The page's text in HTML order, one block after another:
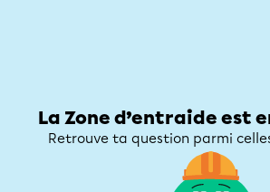
La Zone d’entraide est
Retrouve ta question parmi